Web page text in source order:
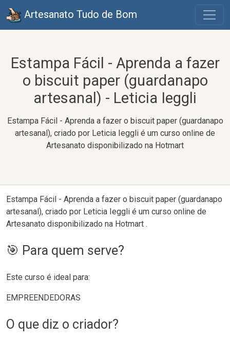
Artesanato Tudo de Bom
Estampa Fácil - Aprenda a fazer
o biscuit paper (guardanapo
artesanal) - Leticia Ieggli
Estampa Fácil - Aprenda a fazer o biscuit paper (guardanapo
artesanal), criado por Leticia Ieggli é um curso online de
Artesanato disponibilizado na Hotmart
Estampa Fácil - Aprenda a fazer o biscuit paper (guardanapo
artesanal), criado por Leticia Ieggli é um curso online de
Artesanato disponibilizado na Hotmart .
🎯 Para quem serve?
Este curso é ideal para:
EMPREENDEDORAS
O que diz o criador?